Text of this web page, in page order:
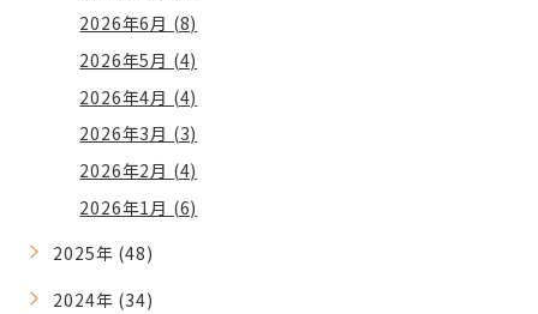
2026年6月 (8)
2026年5月 (4)
2026年4月 (4)
2026年3月 (3)
2026年2月 (4)
2026年1月 (6)
2025年 (48)
2024年 (34)